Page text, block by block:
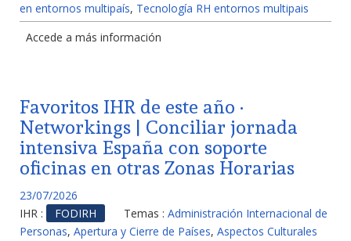
en entornos multipaís, Tecnología RH entornos multipais
Accede a más información
Favoritos IHR de este año ·
Networkings | Conciliar jornada
intensiva España con soporte
oficinas en otras Zonas Horarias
23/07/2026
IHR :
FODIRH Temas : Administración Internacional de
Personas, Apertura y Cierre de Países, Aspectos Culturales